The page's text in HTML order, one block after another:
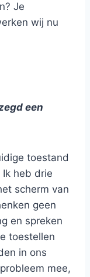
Je
wij nu
een
toestand
heb drie
scherm van
geen
en spreken
toestellen
in ons
mee,